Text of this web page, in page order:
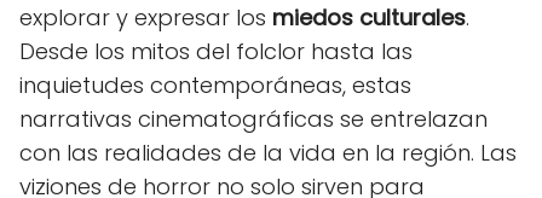
explorar y expresar los miedos culturales.
Desde los mitos del folclor hasta las
inquietudes contemporáneas, estas
narrativas cinematográficas se entrelazan
con las realidades de la vida en la región. Las
viziones de horror no solo sirven para